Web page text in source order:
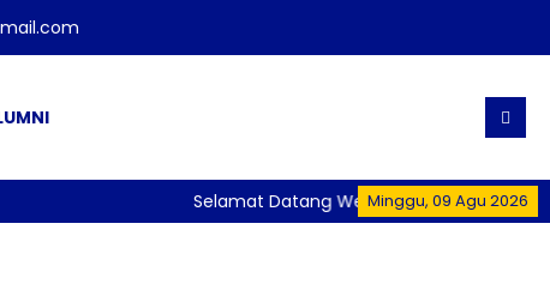
Minggu, 09 Agu 2026
Selamat Datang Website Resmi SMA